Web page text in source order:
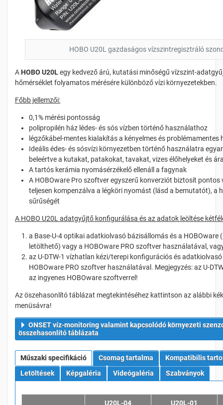
HOBO U20L gazdaságos vízszintregisztráló
A HOBO U20Legy kedvező árú, kutatási minőségű vízszint-
hőmérséklet folyamatos mérésére különböző vízi környezetekben.
Főbb jellemzői:
0,1% mérési pontosság
polipropilén ház lédes- és sós vízben történő használathoz
légzőkábel-mentes kialakítás a kényelmes és problémamentes
Ideális édes- és sósvízi környezetben történő használatra
beleértve a kutakat, patakokat, tavakat, vizes élőhelyeket és
A tartós kerámia nyomásérzékelő ellenáll a fagynak
A HOBOware Pro szoftver egyszerű konverziót biztosít pontos
teljesen kompenzálva a légköri nyomást (lásd a bemutatót), a
sűrűségét
A HOBO U20L adatgyűjtő konfigurálása és az adatok leöltése
a Base-U-4 optikai adatkiolvasó bázisállomás és a HOBOware
letölthető) vagy a HOBOware PRO szoftver használatával,
az U-DTW-1 vízhatlan kézi/terepi konfigurációs és adatkiolvasó
HOBOware PRO szoftver használatával. Megjegyzés: az U-
az ingyenes HOBOware szoftverrel!
Az öszehasonlító táblázat megtekintéséhez kattintson az alábbi
menüsávra!
ONSET víz-monitoring valamint kapcsolódó környezeti
összehasonlító táblázata
Műszaki specifikáció Csomag tartalma
Kompatibilis
Letöltések
Képgaléria Videógaléria Szabványok
U20L-04
U20L-01